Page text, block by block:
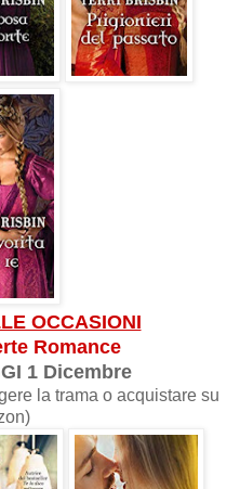
OCCASIONI
Romance
1 Dicembre
la trama o acquistare su